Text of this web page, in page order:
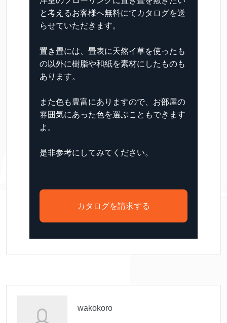
と考えるお客様へ無料にてカタログを送
らせていただきます。
置き畳には、畳表に天然イ草を使ったも
の以外に樹脂や和紙を素材にしたものも
あります。
また色も豊富にありますので、お部屋の
雰囲気にあった色を選ぶこともできます
よ。
是非参考にしてみてください。
カタログを請求する
wakokoro